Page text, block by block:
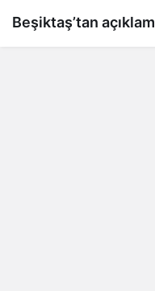
Beşiktaş’tan